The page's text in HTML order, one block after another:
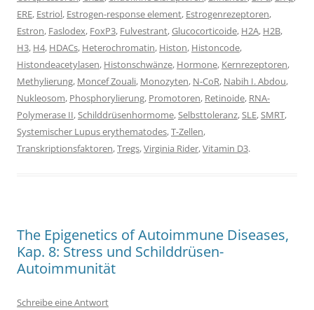
ERE, Estriol, Estrogen-response element, Estrogenrezeptoren,
Estron, Faslodex, FoxP3, Fulvestrant,Glucocorticoide, H2A, H2B,
H3, H4, HDACs, Heterochromatin, Histon, Histoncode,
Histondeacetylasen, Histonschwänze, Hormone, Kernrezeptoren,
Methylierung, Moncef Zouali, Monozyten, N-CoR, Nabih I. Abdou,
Nukleosom, Phosphorylierung, Promotoren, Retinoide, RNA-
Polymerase II,Schilddrüsenhormome,Selbsttoleranz,SLE,SMRT,
Systemischer Lupus erythematodes,T-Zellen,
Transkriptionsfaktoren,Tregs,Virginia Rider,Vitamin D3.
The Epigenetics of Autoimmune Diseases,
Kap. 8: Stress und Schilddrüsen-
Autoimmunität
Schreibe eine Antwort